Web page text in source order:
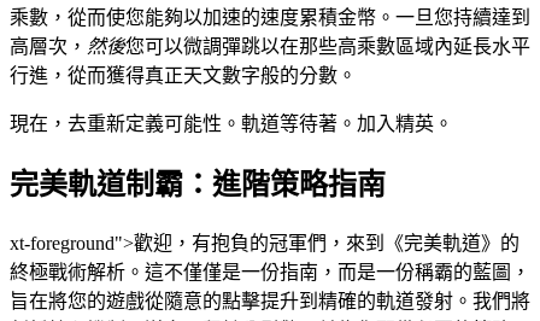
乘數，從而使您能夠以加速的速度累積金幣。一旦您持續達到
高層次， 然後您可以微調彈跳以在那些高乘數區域內延長水平
行進，從而獲得真正天文數字般的分數。
現在，去重新定義可能性。軌道等待著。加入精英。
完美軌道制霸：進階策略指南
xt-foreground">歡迎，有抱負的冠軍們，來到《完美軌道》的
終極戰術解析。這不僅僅是一份指南，而是一份稱霸的藍圖，
旨在將您的遊戲從隨意的點擊提升到精確的軌道發射。我們將